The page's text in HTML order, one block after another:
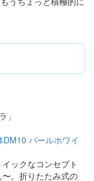
」
ックなコンセプト
。折りたたみ式の